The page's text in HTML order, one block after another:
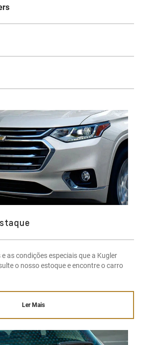
as condições especiais que a Kugler
o nosso estoque e encontre o carro
Ler Mais